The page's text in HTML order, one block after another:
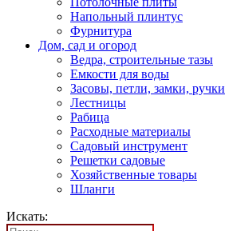
Напольный плинтус
Фурнитура
Дом, сад и огород
Ведра, строительные тазы
Емкости для воды
Засовы, петли, замки, ручки
Лестницы
Рабица
Расходные материалы
Садовый инструмент
Решетки садовые
Хозяйственные товары
Шланги
Искать: